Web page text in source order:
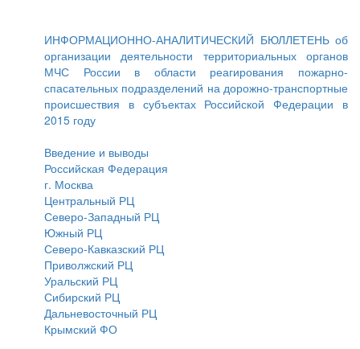
ИНФОРМАЦИОННО-АНАЛИТИЧЕСКИЙ БЮЛЛЕТЕНЬ об
организации деятельности территориальных органов
МЧС России в области реагирования пожарно-
спасательных подразделений на дорожно-транспортные
происшествия в субъектах Российской Федерации в
2015 году
Введение и выводы
Российская Федерация
г. Москва
Центральный РЦ
Северо-Западный РЦ
Южный РЦ
Северо-Кавказский РЦ
Приволжский РЦ
Уральский РЦ
Сибирский РЦ
Дальневосточный РЦ
Крымский ФО